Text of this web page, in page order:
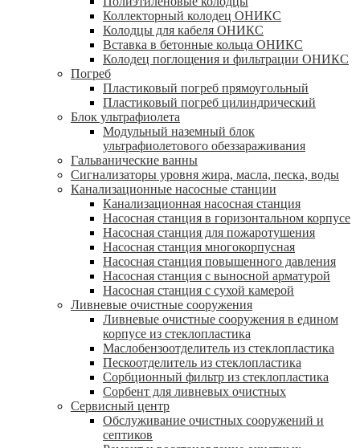
Коллекторный колодец ОНИКС
Колодцы для кабеля ОНИКС
Вставка в бетонные кольца ОНИКС
Колодец поглощения и фильтрации ОНИКС
Погреб
Пластиковый погреб прямоугольный
Пластиковый погреб цилиндрический
Блок ультрафиолета
Модульный наземный блок
ультрафиолетового обеззараживания
Гальванические ванны
Сигнализаторы уровня жира, масла, песка, воды
Канализационные насосные станции
Канализационная насосная станция
Насосная станция в горизонтальном корпусе
Насосная станция для пожаротушения
Насосная станция многокорпусная
Насосная станция повышенного давления
Насосная станция с выносной арматурой
Насосная станция с сухой камерой
Ливневые очистные сооружения
Ливневые очистные сооружения в едином
корпусе из стеклопластика
Маслобензоотделитель из стеклопластика
Пескоотделитель из стеклопластика
Сорбционный фильтр из стеклопластика
Сорбент для ливневых очистных
Сервисный центр
Обслуживание очистных сооружений и
септиков